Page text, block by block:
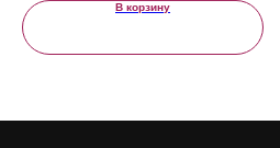
В корзину
Согласие на обработку персональных
Политика использования cookies